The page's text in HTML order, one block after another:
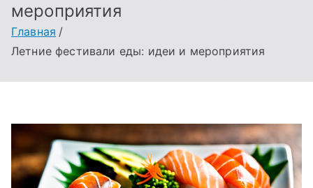
мероприятия
Главная
Летние фестивали еды: идеи и мероприятия